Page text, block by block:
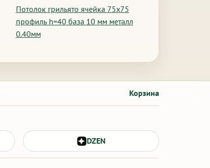
Потолок грильято ячейка 75х75
профиль h=40 база 10 мм металл
0.40мм
Корзина
DZEN